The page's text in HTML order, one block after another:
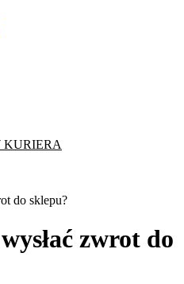
KURIERA
do sklepu?
zwrot do